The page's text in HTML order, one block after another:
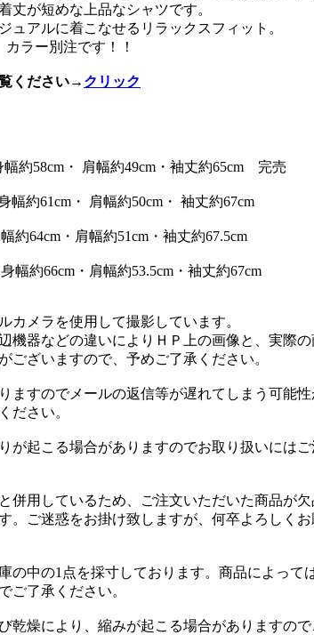
丈が短めな上品なシャツです。
ュアルに着こなせるリラックスフィット。
ラー別注です！！
ください→ クリック
約58cm・ 肩幅約49cm・袖丈約65cm 完売
約61cm・ 肩幅約50cm・ 袖丈約67cm
64cm・肩幅約51cm・袖丈約67.5cm
約66cm・肩幅約53.5cm・袖丈約67cm
カメラを使用して撮影しています。
機器などの違いによりＨＰ上の画像と、実際の
ございますので、予めご了承ください。
ますのでメールの返信等が遅れてしまう可能性
ださい。
が起こる場合がありますのでお取り扱いにはご
併用しているため、ご注文いただいた商品が欠
。ご迷惑をお掛け致しますが、何卒よろしくお
の中の1点を採寸しております。商品によって
ご了承ください。
乾燥により、縮みが起こる場合がありますので